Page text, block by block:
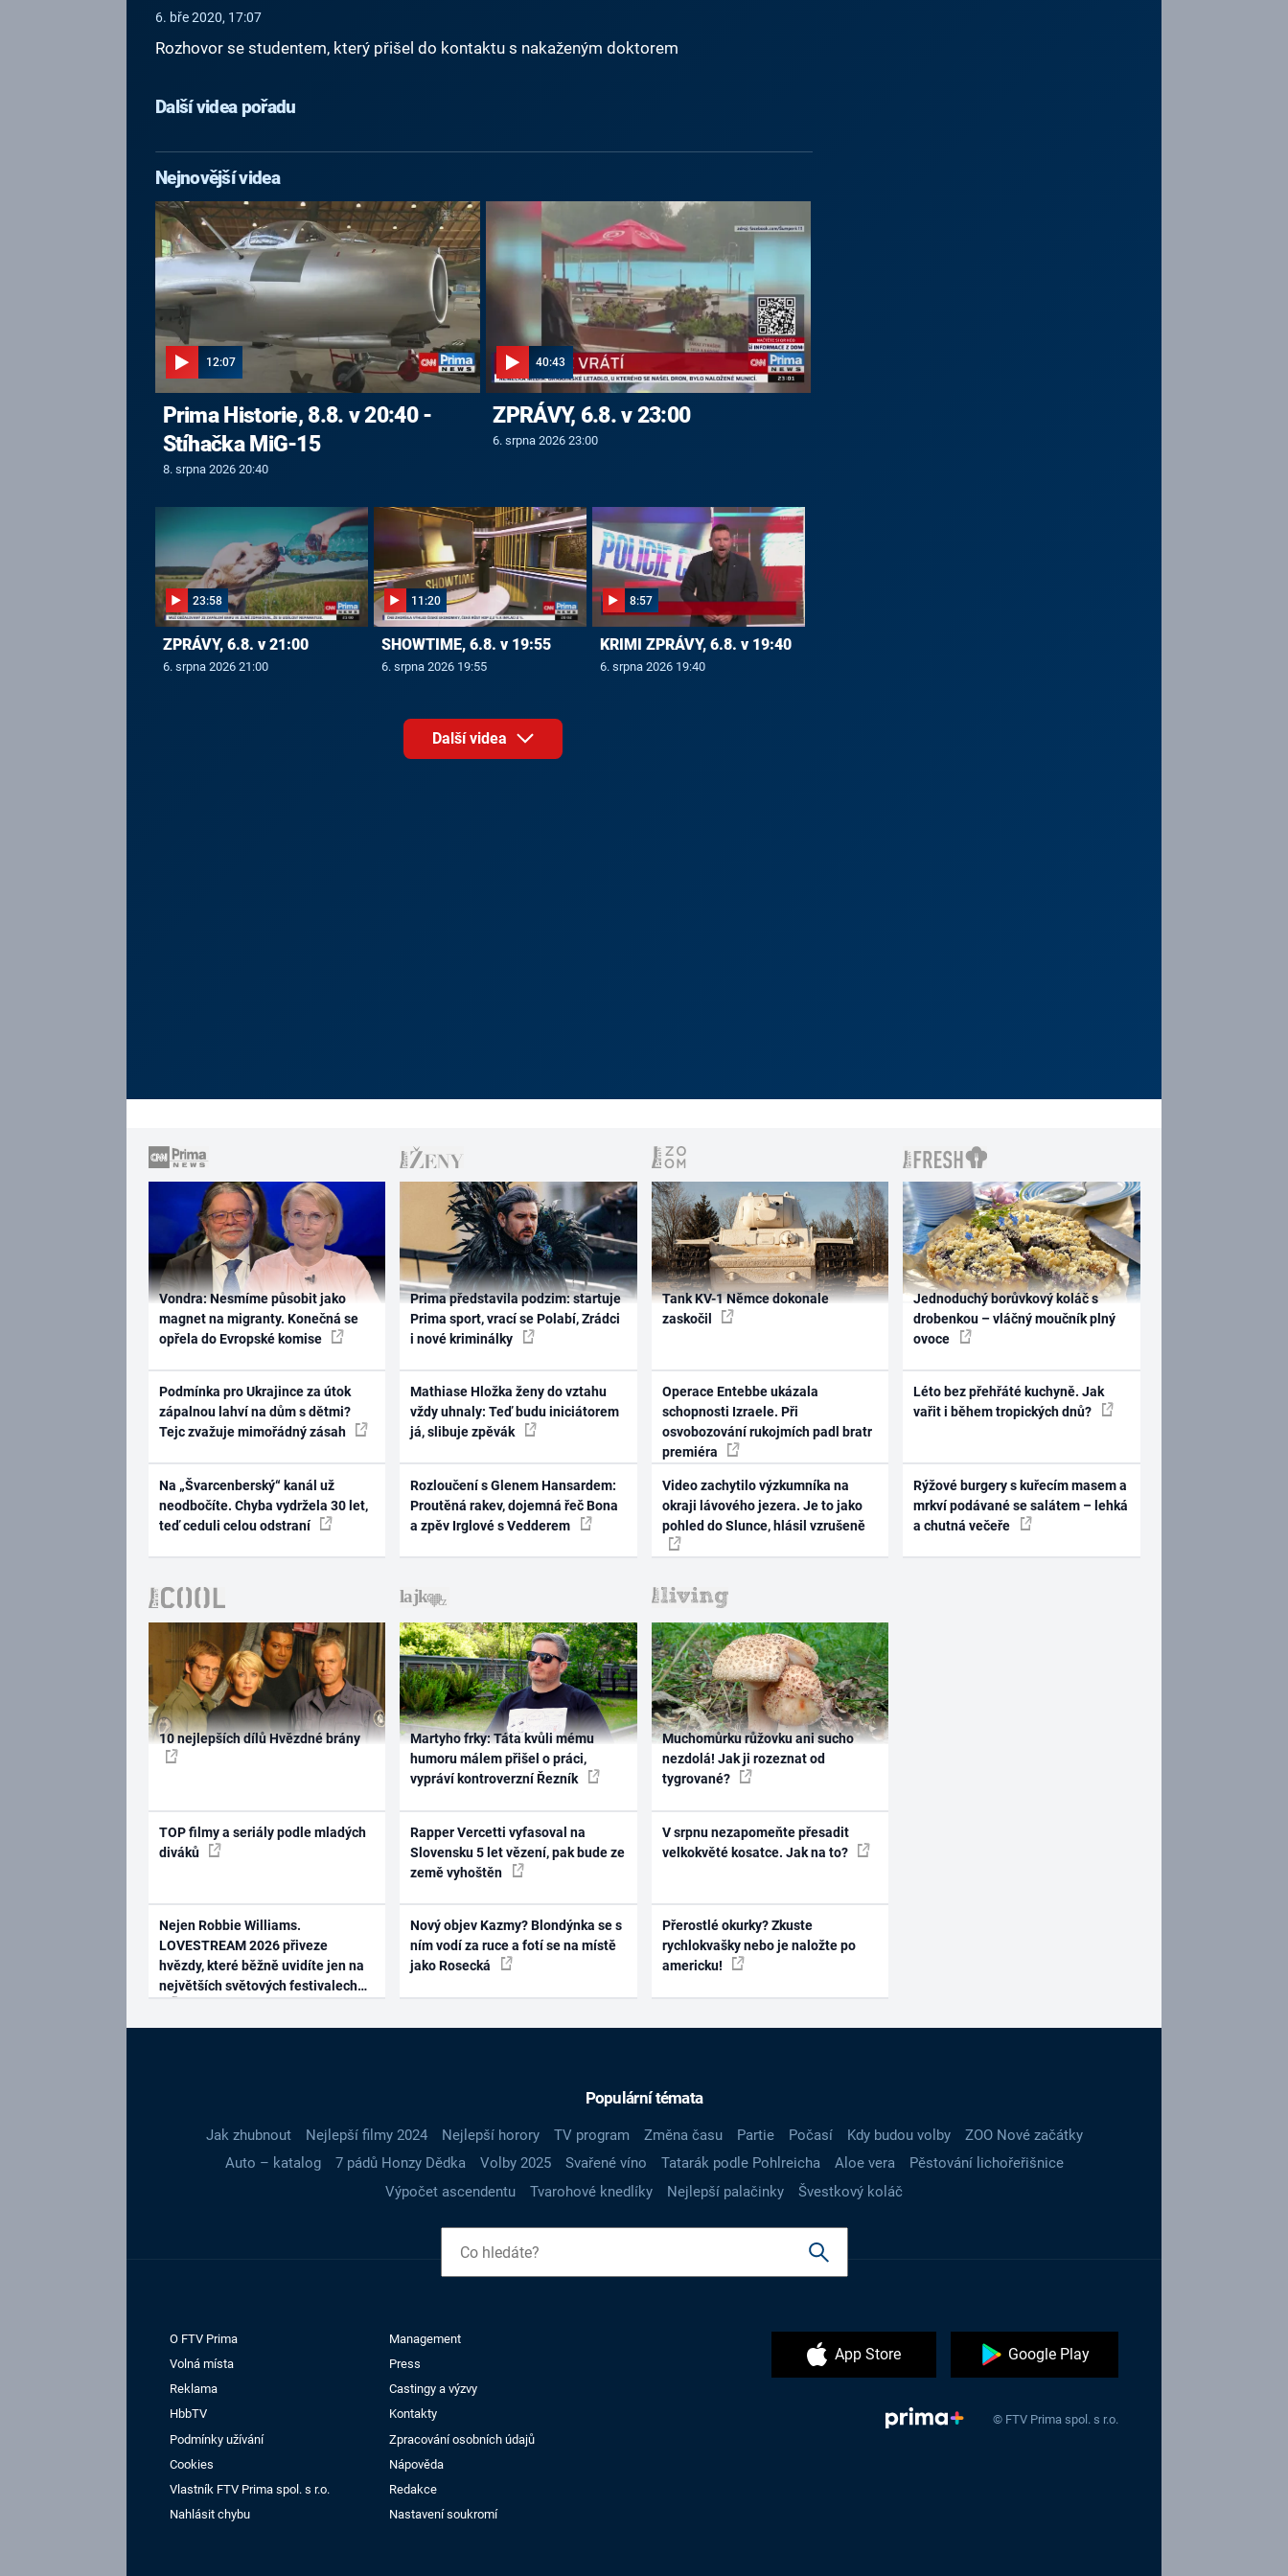
6. bře 2020, 17:07
Rozhovor se studentem, který přišel do kontaktu s nakaženým doktorem
Další videa pořadu
Nejnovější videa
12:07
Prima Historie, 8.8. v 20:40 -
Stíhačka MiG-15
8. srpna 2026 20:40
40:43
ZPRÁVY, 6.8. v 23:00
6. srpna 2026 23:00
23:58
ZPRÁVY, 6.8. v 21:00
6. srpna 2026 21:00
11:20
SHOWTIME, 6.8. v 19:55
6. srpna 2026 19:55
8:57
KRIMI ZPRÁVY, 6.8. v 19:40
6. srpna 2026 19:40
Další videa
Vondra: Nesmíme působit jako
magnet na migranty. Konečná se
opřela do Evropské komise
Podmínka pro Ukrajince za útok
zápalnou lahví na dům s dětmi?
Tejc zvažuje mimořádný zásah
Na „Švarcenberský“ kanál už
neodbočíte. Chyba vydržela 30 let,
teď ceduli celou odstraní
Prima představila podzim: startuje
Prima sport, vrací se Polabí, Zrádci
i nové kriminálky
Mathiase Hložka ženy do vztahu
vždy uhnaly: Teď budu iniciátorem
já, slibuje zpěvák
Rozloučení s Glenem Hansardem:
Proutěná rakev, dojemná řeč Bona
a zpěv Irglové s Vedderem
Tank KV-1 Němce dokonale
zaskočil
Operace Entebbe ukázala
schopnosti Izraele. Při
osvobozování rukojmích padl bratr
premiéra
Video zachytilo výzkumníka na
okraji lávového jezera. Je to jako
pohled do Slunce, hlásil vzrušeně
Jednoduchý borůvkový koláč s
drobenkou – vláčný moučník plný
ovoce
Léto bez přehřáté kuchyně. Jak
vařit i během tropických dnů?
Rýžové burgery s kuřecím masem a
mrkví podávané se salátem – lehká
a chutná večeře
10 nejlepších dílů Hvězdné brány
TOP filmy a seriály podle mladých
diváků
Nejen Robbie Williams.
LOVESTREAM 2026 přiveze
hvězdy, které běžně uvidíte jen na
největších světových festivalech
Martyho frky: Táta kvůli mému
humoru málem přišel o práci,
vypráví kontroverzní Řezník
Rapper Vercetti vyfasoval na
Slovensku 5 let vězení, pak bude ze
země vyhoštěn
Nový objev Kazmy? Blondýnka se s
ním vodí za ruce a fotí se na místě
jako Rosecká
Muchomůrku růžovku ani sucho
nezdolá! Jak ji rozeznat od
tygrované?
V srpnu nezapomeňte přesadit
velkokvěté kosatce. Jak na to?
Přerostlé okurky? Zkuste
rychlokvašky nebo je naložte po
americku!
Populární témata
Jak zhubnout Nejlepší filmy 2024 Nejlepší horory TV program Změna času Partie Počasí Kdy budou volby
ZOO Nové začátky
Auto – katalog
7 pádů Honzy Dědka Volby 2025 Svařené víno Tatarák podle Pohlreicha Aloe vera
Pěstování lichořeřišnice
Výpočet ascendentu
Tvarohové knedlíky Nejlepší palačinky Švestkový koláč
O FTV Prima
Management
Volná místa
Press
Reklama
Castingy a výzvy
HbbTV
Kontakty
Podmínky užívání
Zpracování osobních údajů
Cookies
Nápověda
Vlastník FTV Prima spol. s r.o.
Redakce
Nahlásit chybu
Nastavení soukromí
App Store Google Play
© FTV Prima spol. s r.o.